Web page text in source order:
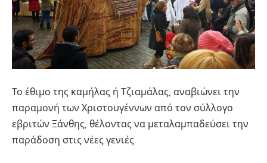
Το έθιμο της καμήλας ή Τζιαμάλας, αναβιώνει την
παραμονή των Χριστουγέννων από τον σύλλογο
εβριτών Ξάνθης, θέλοντας να μεταλαμπαδεύσει την
παράδοση στις νέες γενιές.